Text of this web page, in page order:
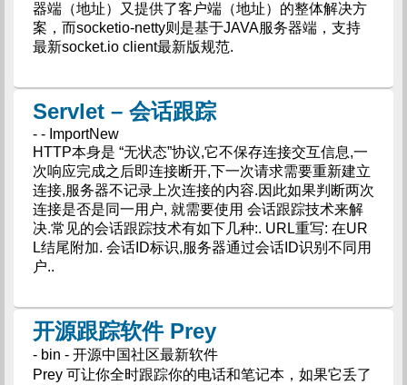
器端（地址）又提供了客户端（地址）的整体解决方
案，而socketio-netty则是基于JAVA服务器端，支持
最新socket.io client最新版规范.
Servlet – 会话跟踪
- - ImportNew
HTTP本身是 “无状态”协议,它不保存连接交互信息,一
次响应完成之后即连接断开,下一次请求需要重新建立
连接,服务器不记录上次连接的内容.因此如果判断两次
连接是否是同一用户, 就需要使用 会话跟踪技术来解
决.常见的会话跟踪技术有如下几种:. URL重写: 在UR
L结尾附加. 会话ID标识,服务器通过会话ID识别不同用
户..
开源跟踪软件 Prey
- bin - 开源中国社区最新软件
Prey 可让你全时跟踪你的电话和笔记本，如果它丢了